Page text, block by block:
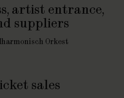
artist entrance,
suppliers
Orkest
sales